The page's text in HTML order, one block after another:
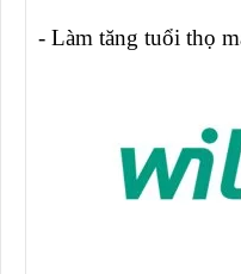
- Làm tăng tuổi thọ